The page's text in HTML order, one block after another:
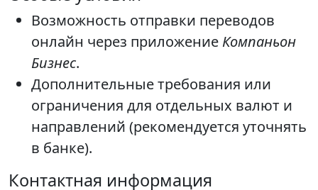
Возможность отправки переводов
онлайн через приложение Компаньон
Бизнес.
Дополнительные требования или
ограничения для отдельных валют и
направлений (рекомендуется уточнять
в банке).
Контактная информация